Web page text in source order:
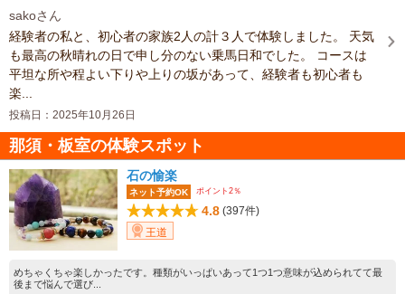
sakoさん
経験者の私と、初心者の家族2人の計３人で体験しました。 天気
も最高の秋晴れの日で申し分のない乗馬日和でした。 コースは
平坦な所や程よい下りや上りの坂があって、経験者も初心者も
楽...
投稿日：2025年10月26日
那須・板室の体験スポット
石の愉楽
ネット予約OK ポイント2％
4.8 (397件)
王道
めちゃくちゃ楽しかったです。種類がいっぱいあって1つ1つ意味が込められてて最
後まで悩んで選び...